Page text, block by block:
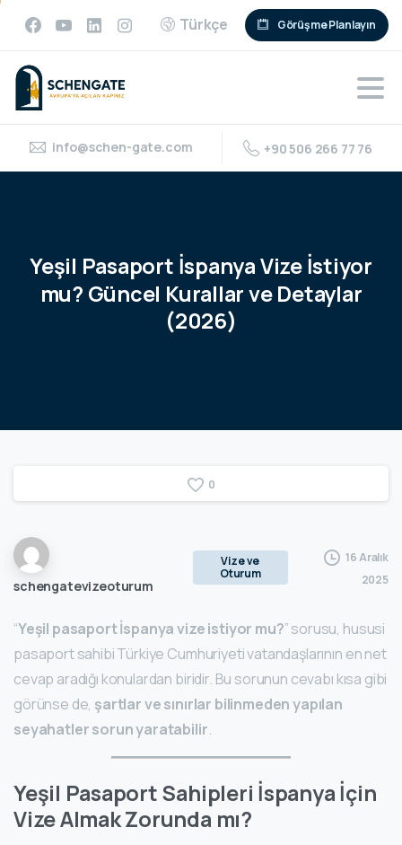
Türkçe Görüşme Planlayın
info@schen-gate.com +90 506 266 77 76
Yeşil Pasaport İspanyaVizeİstiyor
mu? Güncel Kurallarve Detaylar
(2026)
0
schengatevizeoturum
Vize ve
Oturum
16 Aralık
2025
“Yeşil pasaport İspanya vize istiyor mu?” sorusu, hususi
pasaport sahibi Türkiye Cumhuriyeti vatandaşlarının en net
cevap aradığı konulardan biridir. Bu sorunun cevabı kısa gibi
görünse de, şartlar ve sınırlar bilinmeden yapılan
seyahatler sorun yaratabilir.
Yeşil Pasaport Sahipleri İspanya İçin
Vize Almak Zorunda mı?